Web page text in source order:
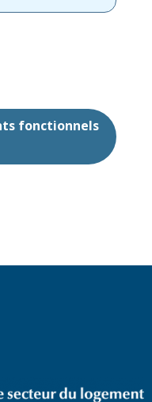
fonctionnels